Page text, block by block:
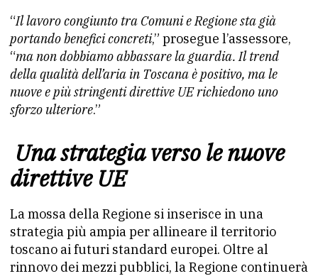
“Il lavoro congiunto tra Comuni e Regione sta già
portando benefici concreti,” prosegue l’assessore,
“ma non dobbiamo abbassare la guardia. Il trend
della qualità dell’aria in Toscana è positivo, ma le
nuove e più stringenti direttive UE richiedono uno
sforzo ulteriore.”
Una strategia verso le nuove
direttive UE
La mossa della Regione si inserisce in una
strategia più ampia per allineare il territorio
toscano ai futuri standard europei. Oltre al
rinnovo dei mezzi pubblici, la Regione continuerà